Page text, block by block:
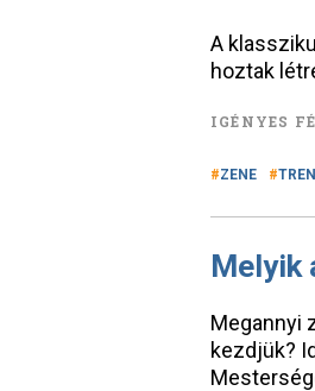
A
hoztak
IGÉNYES
ZENE
Melyik
Megannyi
kezdjük?